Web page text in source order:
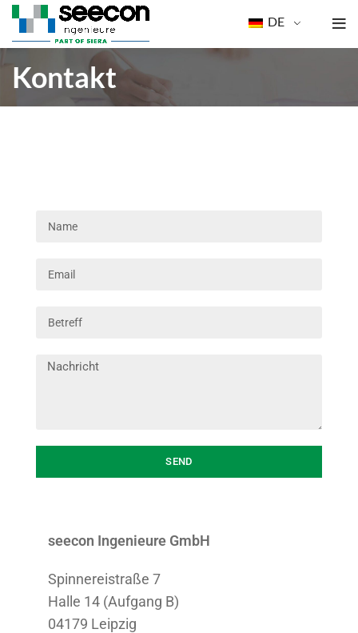
DE
Kontakt
SEND
seecon Ingenieure GmbH
Spinnereistraße 7
Halle 14 (Aufgang B)
04179 Leipzig